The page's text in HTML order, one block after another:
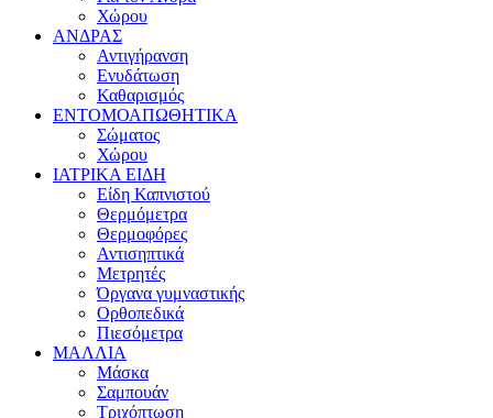
Χώρου
ΑΝΔΡΑΣ
Αντιγήρανση
Ενυδάτωση
Καθαρισμός
ΕΝΤΟΜΟΑΠΩΘΗΤΙΚΑ
Σώματος
Χώρου
ΙΑΤΡΙΚΑ ΕΙΔΗ
Είδη Καπνιστού
Θερμόμετρα
Θερμοφόρες
Αντισηπτικά
Μετρητές
Όργανα γυμναστικής
Ορθοπεδικά
Πιεσόμετρα
ΜΑΛΛΙΑ
Μάσκα
Σαμπουάν
Τριχόπτωση